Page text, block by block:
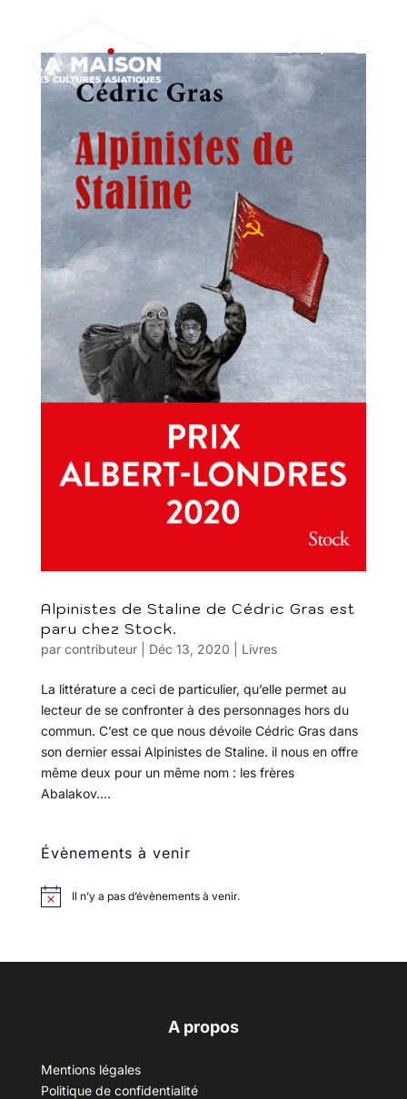
Alpinistes de Staline de Cédric Gras est
paru chez Stock.
par contributeur| Déc 13, 2020 Livres
La littérature a ceci de particulier, qu’elle permet au
lecteur de se confronter à des personnages hors du
commun. C’est ce que nous dévoile Cédric Gras dans
son dernier essai Alpinistes de Staline. il nous en offre
même deux pour un même nom : les frères
Abalakov....
Évènements à venir
Il n’y a pas d’évènements à venir.
A propos
Mentions légales
Politique de confidentialité